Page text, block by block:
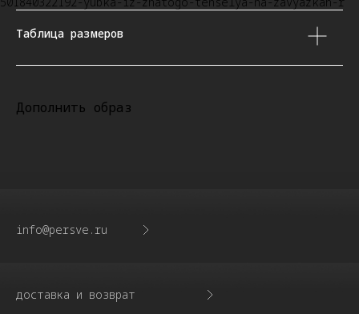
Таблица размеров
Дополнить образ
info@persve.ru
доставка и возврат